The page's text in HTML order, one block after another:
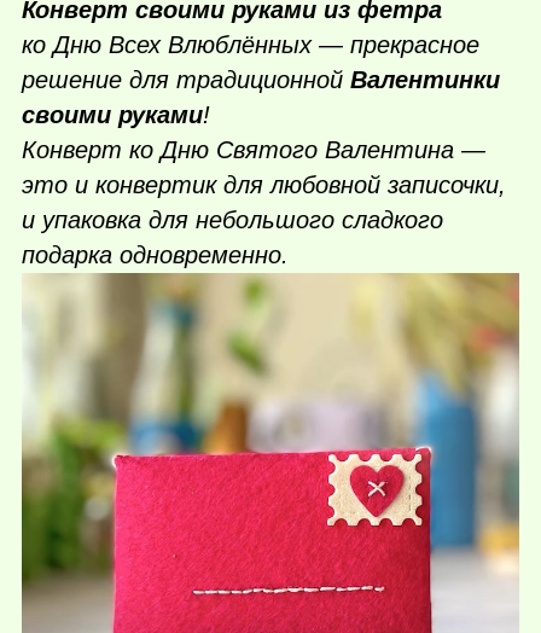
Конверт своими руками из фетра
ко Дню Всех Влюблённых — прекрасное
решение для традиционной Валентинки
своими руками!
Конверт ко Дню Святого Валентина —
это и конвертик для любовной записочки,
и упаковка для небольшого сладкого
подарка одновременно.